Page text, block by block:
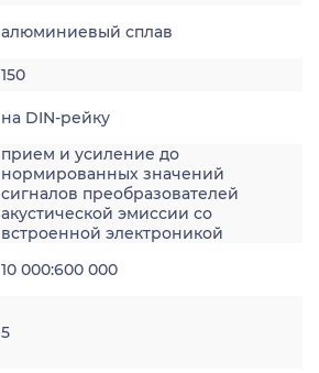
алюминиевый сплав
150
на DIN-рейку
прием и усиление до
нормированных значений
сигналов преобразователей
акустической эмиссии со
встроенной электроникой
10 000:600 000
5